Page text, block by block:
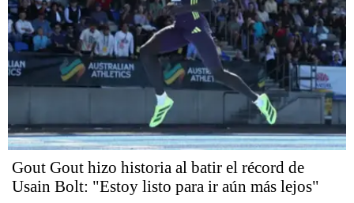
Gout Gout hizo historia al batir el récord de
Usain Bolt: "Estoy listo para ir aún más lejos"